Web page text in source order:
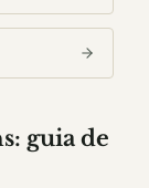
: guia de